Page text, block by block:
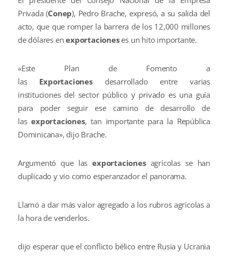
Privada (Conep), Pedro Brache, expresó, a su salida del
acto, que que romper la barrera de los 12,000 millones
de dólares enexportacioneses un hito importante.
«Este Plan de Fomento a
las Exportacionesdesarrollado entre varias
instituciones del sector público y privado es una guía
para poder seguir ese camino de desarrollo de
lasexportaciones, tan importante para la República
Dominicana», dijo Brache.
Argumentó que lasexportacionesagrícolas se han
duplicado y vio como esperanzador el panorama.
Llamó a dar más valor agregado a los rubros agrícolas a
la hora de venderlos.
dijo esperar que el conflicto bélico entre Rusia y Ucrania